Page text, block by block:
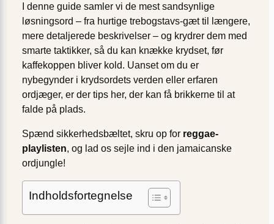
I denne guide samler vi de mest sandsynlige
løsningsord – fra hurtige trebogstavs-gæt til længere,
mere detaljerede beskrivelser – og krydrer dem med
smarte taktikker, så du kan knække krydset, før
kaffekoppen bliver kold. Uanset om du er
nybegynder i krydsordets verden eller erfaren
ordjæger, er der tips her, der kan få brikkerne til at
falde på plads.
Spænd sikkerhedsbæltet, skru op for reggae-
playlisten, og lad os sejle ind i den jamaicanske
ordjungle!
Indholdsfortegnelse